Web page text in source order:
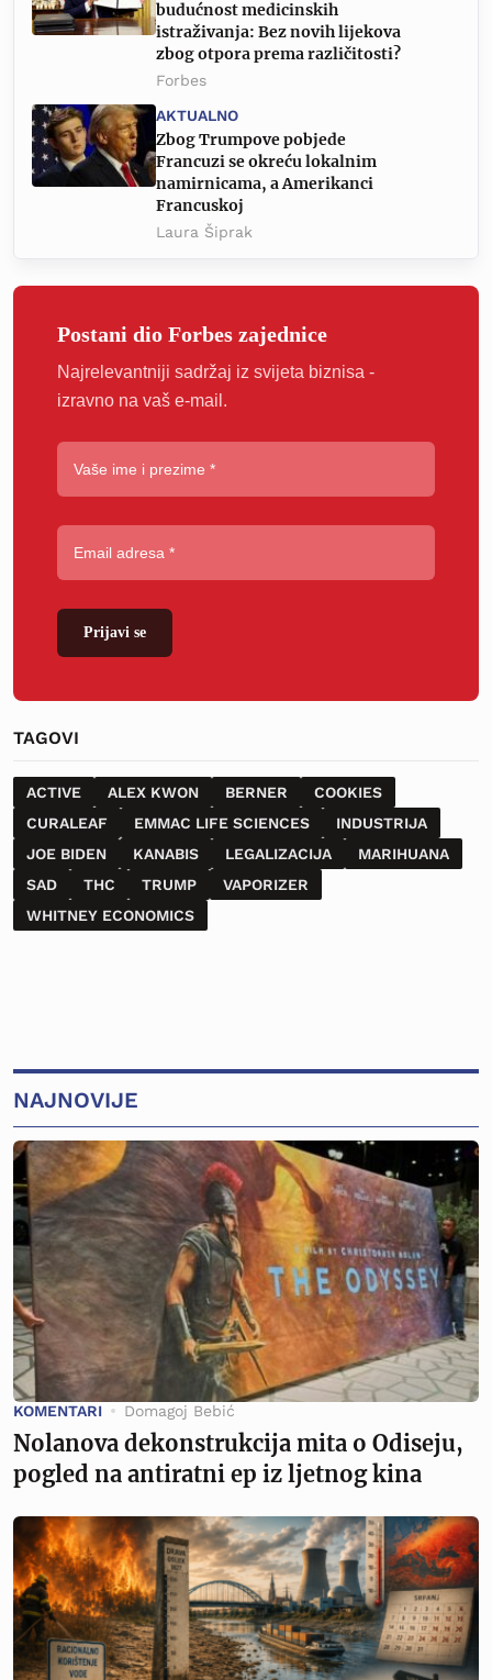
budućnost medicinskih
istraživanja: Bez novih lijekova
zbog otpora prema različitosti?
Forbes
AKTUALNO
Zbog Trumpove pobjede
Francuzi se okreću lokalnim
namirnicama, a Amerikanci
Francuskoj
Laura Šiprak
Postani dio Forbes zajednice
Najrelevantniji sadržaj iz svijeta biznisa -
izravno na vaš e-mail.
Prijavi se
TAGOVI
ACTIVE ALEX KWON BERNER
COOKIES
CURALEAF
EMMAC LIFE SCIENCES
INDUSTRIJA
JOE BIDEN
KANABIS LEGALIZACIJA
MARIHUANA
SAD
THC TRUMP
VAPORIZER
WHITNEY ECONOMICS
NAJNOVIJE
KOMENTARI Domagoj Bebić
Nolanova dekonstrukcija mita o Odiseju,
pogled na antiratni ep iz ljetnog kina